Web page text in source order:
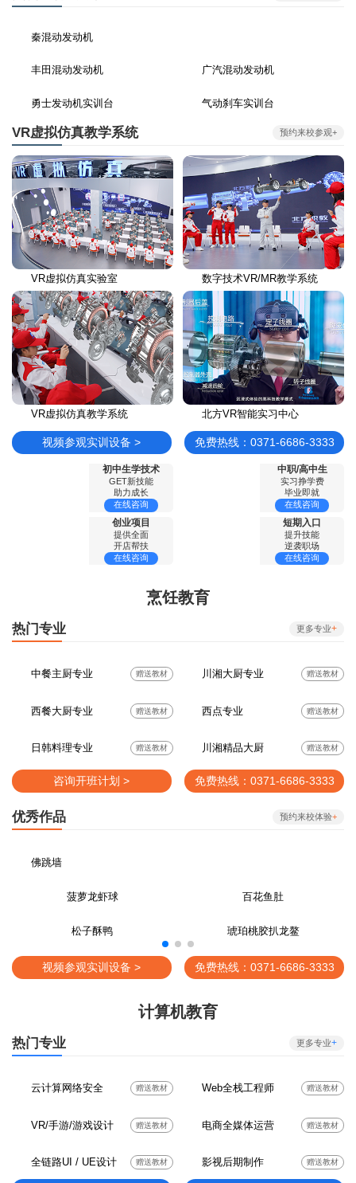
秦混动发动机
丰田混动发动机 广汽混动发动机
勇士发动机实训台 气动刹车实训台
VR虚拟仿真教学系统 预约来校参观+
VR虚拟仿真实验室 数字技术VR/MR教学系统
VR虚拟仿真教学系统 北方VR智能实习中心
视频参观实训设备 > 免费热线：0371-6686-3333
初中生学技术
GET新技能
助力成长
在线咨询
中职/高中生
实习挣学费
毕业即就
在线咨询
创业项目
提供全面
开店帮扶
在线咨询
短期入口
提升技能
逆袭职场
在线咨询
烹饪教育
热门专业 更多专业+
中餐主厨专业 赠送教材 川湘大厨专业 赠送教材
西餐大厨专业 赠送教材 西点专业 赠送教材
日韩料理专业 赠送教材 川湘精品大厨 赠送教材
咨询开班计划 > 免费热线：0371-6686-3333
优秀作品 预约来校体验+
佛跳墙
菠萝龙虾球 百花鱼肚
松子酥鸭 琥珀桃胶扒龙鳌
视频参观实训设备 > 免费热线：0371-6686-3333
计算机教育
热门专业 更多专业+
云计算网络安全 赠送教材 Web全栈工程师 赠送教材
VR/手游/游戏设计 赠送教材 电商全媒体运营 赠送教材
全链路UI / UE设计 赠送教材 影视后期制作 赠送教材